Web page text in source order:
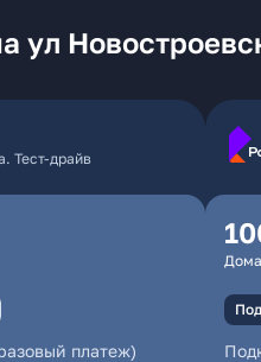
ул
Тест-драйв
платеж)